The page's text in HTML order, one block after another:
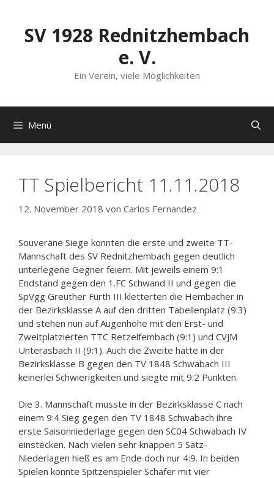
springenSV 1928 Rednitzhembach
e. V.
Ein Verein, viele Möglichkeiten
Menü
TT Spielbericht 11.11.2018
12. November 2018 von Carlos Fernandez
Souveräne Siege konnten die erste und zweite TT-
Mannschaft des SV Rednitzhembach gegen deutlich
unterlegene Gegner feiern. Mit jeweils einem 9:1
Endstand gegen den 1.FC Schwand II und gegen die
SpVgg Greuther Fürth III kletterten die Hembacher in
der Bezirksklasse A auf den dritten Tabellenplatz (9:3)
und stehen nun auf Augenhöhe mit den Erst- und
Zweitplatzierten TTC Retzelfembach (9:1) und CVJM
Unterasbach II (9:1). Auch die Zweite hatte in der
Bezirksklasse B gegen den TV 1848 Schwabach III
keinerlei Schwierigkeiten und siegte mit 9:2 Punkten.
Die 3. Mannschaft musste in der Bezirksklasse C nach
einem 9:4 Sieg gegen den TV 1848 Schwabach ihre
erste Saisonniederlage gegen den SC04 Schwabach IV
einstecken. Nach vielen sehr knappen 5 Satz-
Niederlagen hieß es am Ende doch nur 4:9. In beiden
Spielen konnte Spitzenspieler Schäfer mit vier